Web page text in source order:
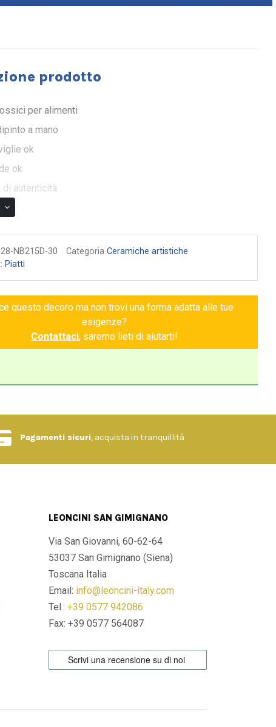
prodotto
per alimenti
a mano
ok
ok
di autenticità
NB215D-30 CategoriaCeramiche artistiche
Piatti
questo decoro ma non trovi una forma adatta alle tue
esigenze?
Contattaci, saremo lieti di aiutarti!
Pagamenti sicuri, acquista in tranquillità
LEONCINI SAN GIMIGNANO
Via San Giovanni, 60-62-64
53037 San Gimignano (Siena)
Toscana Italia
Email: info@leoncini-italy.com
Tel.: +39 0577 942086
Fax: +39 0577 564087